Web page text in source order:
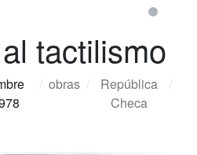
tactilismo
/ obras /
República
Checa
/